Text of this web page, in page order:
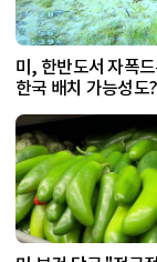
미, 한반도서 자폭
한국 배치 가능성도?